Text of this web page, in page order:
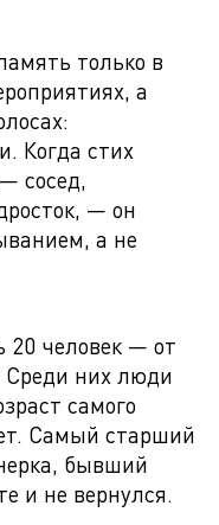
только в
а
Когда стих
сосед,
— он
а не
20 человек — от
Среди них люди
самого
Самый старший
бывший
и не вернулся.